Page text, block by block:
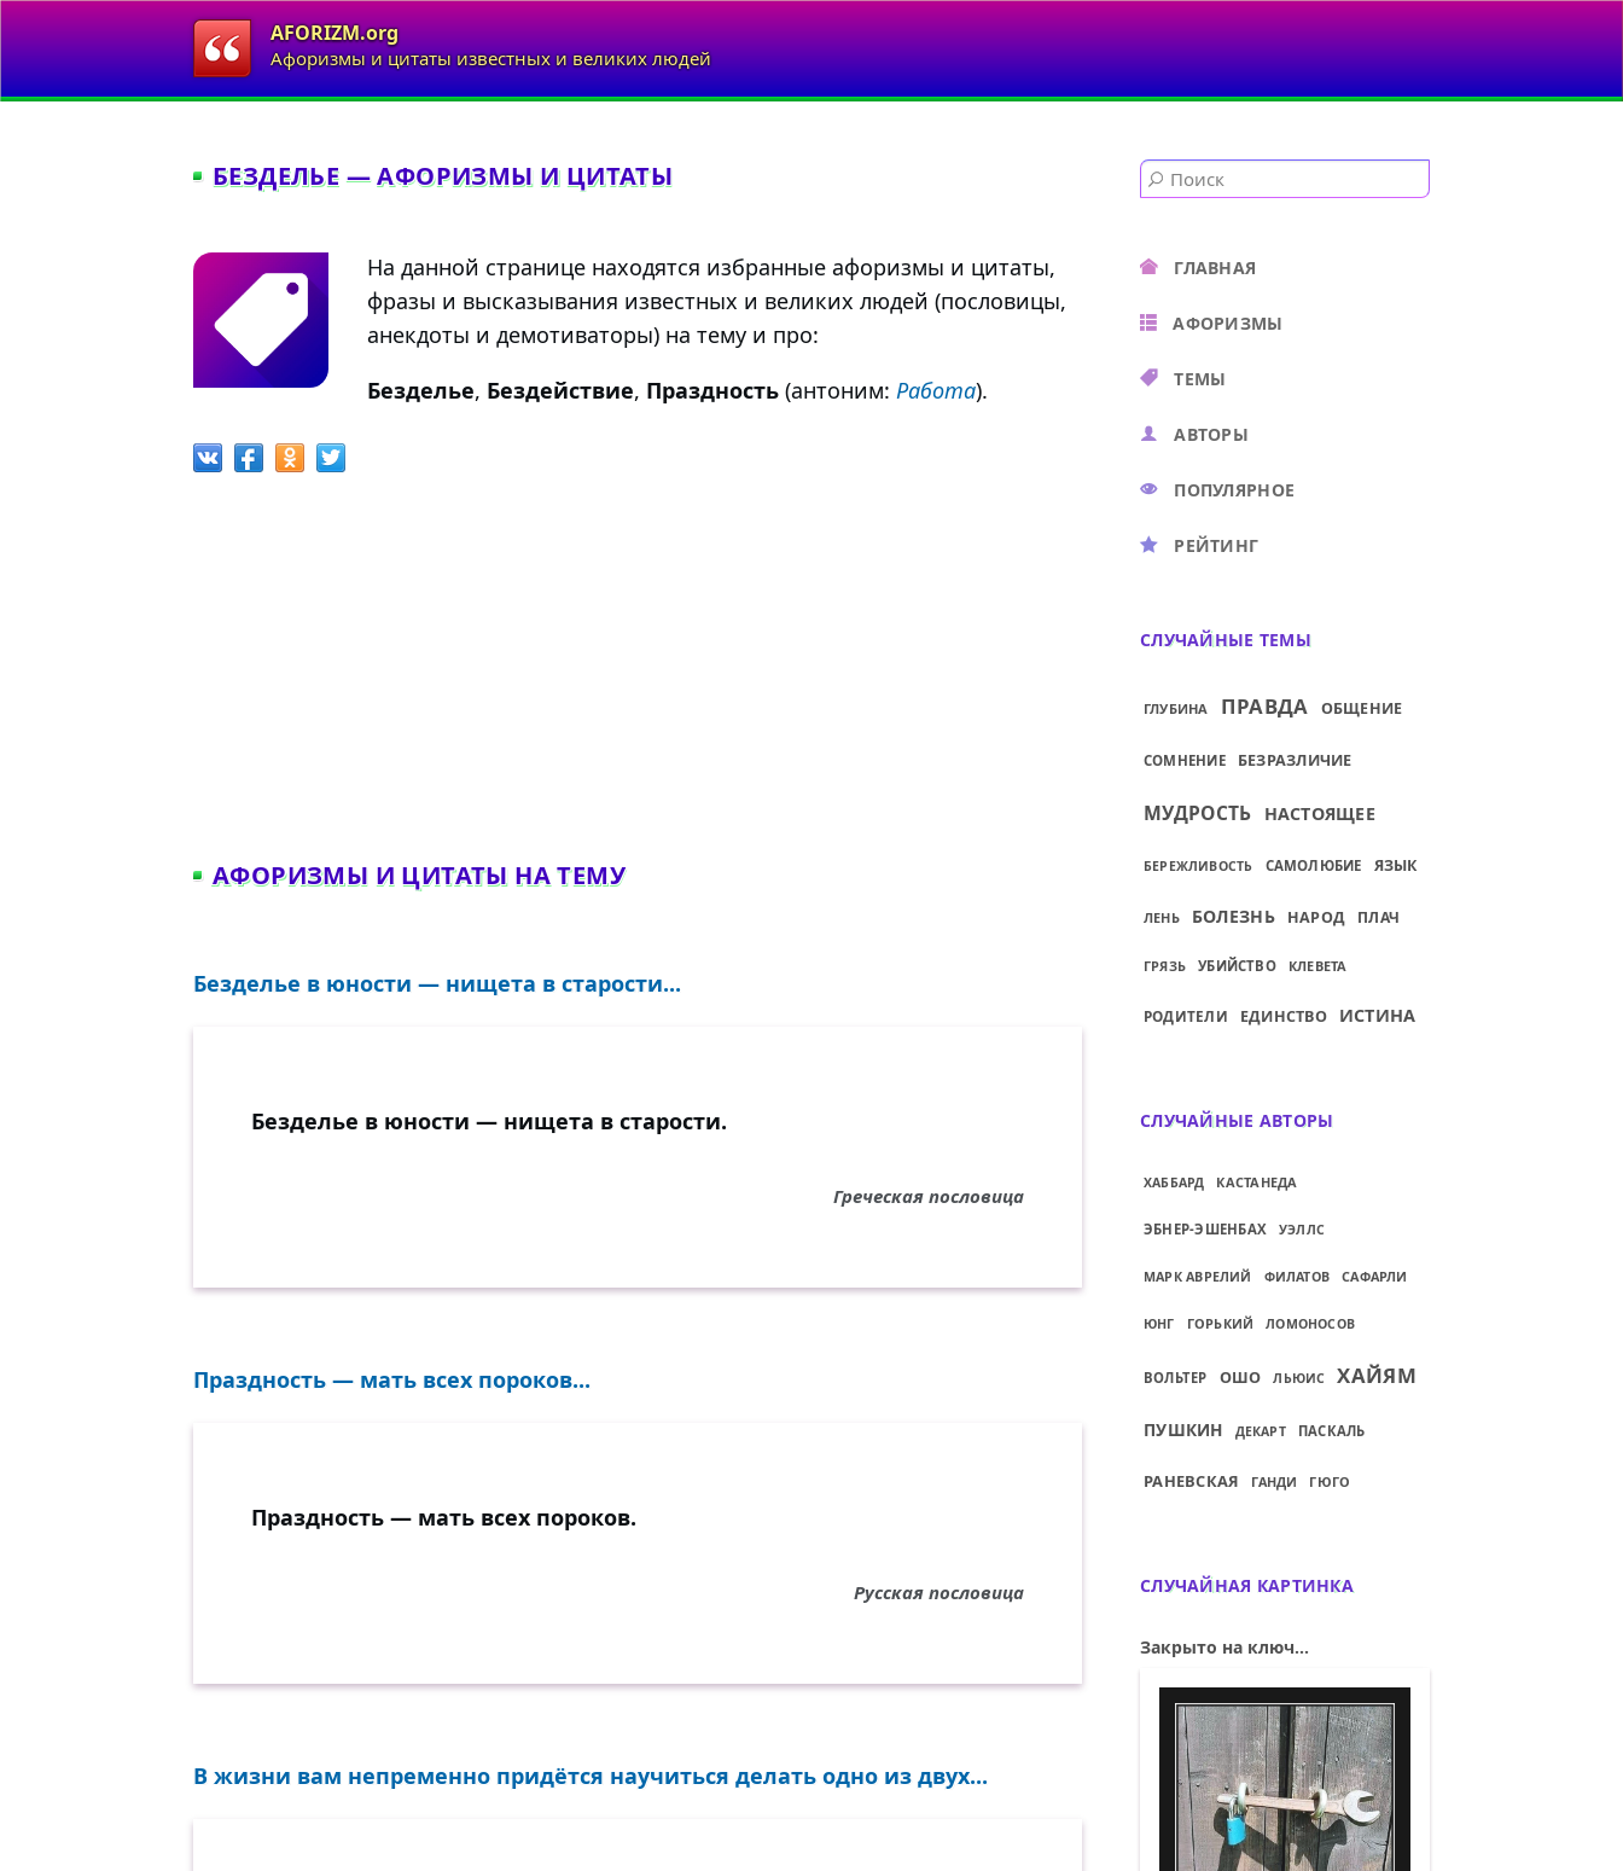
AFORIZM.org
Афоризмы и цитаты известных и великих людей
БЕЗДЕЛЬЕ — АФОРИЗМЫ И ЦИТАТЫ
На данной странице находятся избранные афоризмы и цитаты,
фразы и высказывания известных и великих людей (пословицы,
анекдоты и демотиваторы) на тему и про:
Безделье, Бездействие, Праздность (антоним: Работа).
АФОРИЗМЫ И ЦИТАТЫ НА ТЕМУ
Безделье в юности — нищета в старости...
Безделье в юности — нищета в старости.
Греческая пословица
Праздность — мать всех пороков...
Праздность — мать всех пороков.
Русская пословица
В жизни вам непременно придётся научиться делать одно из двух...
ГЛАВНАЯ
АФОРИЗМЫ
ТЕМЫ
АВТОРЫ
ПОПУЛЯРНОЕ
РЕЙТИНГ
СЛУЧАЙНЫЕ ТЕМЫ
ГЛУБИНА ПРАВДА ОБЩЕНИЕ
СОМНЕНИЕ БЕЗРАЗЛИЧИЕ
МУДРОСТЬ НАСТОЯЩЕЕ
БЕРЕЖЛИВОСТЬ САМОЛЮБИЕ ЯЗЫК
ЛЕНЬ БОЛЕЗНЬ НАРОД ПЛАЧ
ГРЯЗЬ УБИЙСТВО КЛЕВЕТА
РОДИТЕЛИ ЕДИНСТВО ИСТИНА
СЛУЧАЙНЫЕ АВТОРЫ
ХАББАРД КАСТАНЕДА
ЭБНЕР-ЭШЕНБАХ УЭЛЛС
МАРК АВРЕЛИЙ ФИЛАТОВ САФАРЛИ
ЮНГ ГОРЬКИЙ ЛОМОНОСОВ
ВОЛЬТЕР ОШО ЛЬЮИС ХАЙЯМ
ПУШКИН ДЕКАРТ ПАСКАЛЬ
РАНЕВСКАЯ ГАНДИ ГЮГО
СЛУЧАЙНАЯ КАРТИНКА
Закрыто на ключ...